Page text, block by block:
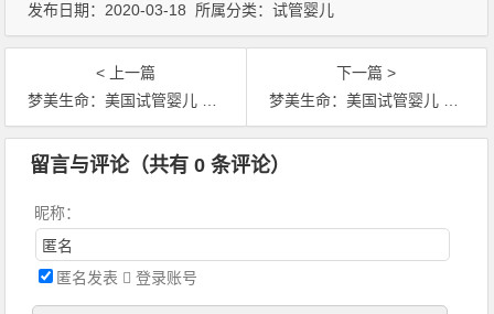
发布日期：2020-03-18 所属分类：试管婴儿
< 上一篇
梦美生命：美国试管婴儿 从4个方面凸显赴美优势
下一篇 >
梦美生命：美国试管婴儿 逐个环节的技术揭秘
文章导航
留言与评论（共有0 条评论）
昵称：
匿名发表 登录账号